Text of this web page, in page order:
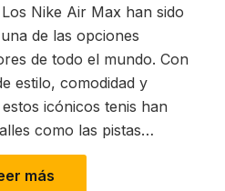
Nike Air Max han sido
de las opciones
de todo el mundo. Con
estilo, comodidad y
icónicos tenis han
como las pistas…
más